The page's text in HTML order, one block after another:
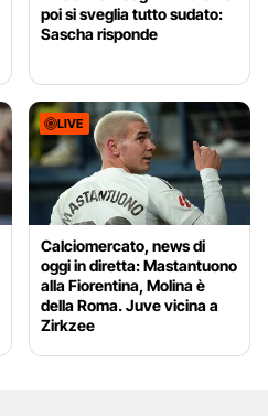
poi si sveglia tutto sudato:
Sascha risponde
LIVE
Calciomercato, news di
oggi in diretta: Mastantuono
alla Fiorentina, Molina è
della Roma. Juve vicina a
Zirkzee